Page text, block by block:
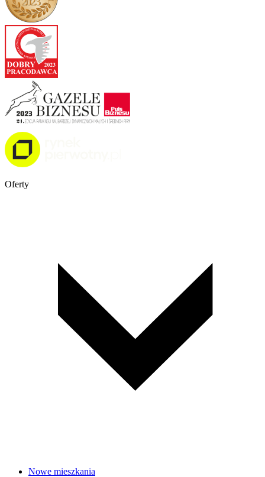
Oferty
Nowe mieszkania